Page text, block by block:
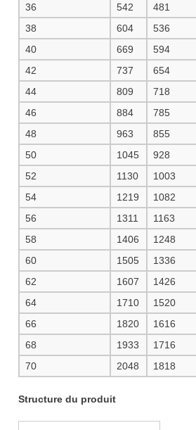
36 542 481
38
604 536
40
669 594
42
737 654
44
809 718
46
884 785
48
963 855
50
1045 928
52
1130 1003
54
1219 1082
56
1311 1163
58
1406 1248
60
1505 1336
62
1607 1426
64
1710 1520
66
1820 1616
68
1933 1716
70
2048 1818
Structure du produit